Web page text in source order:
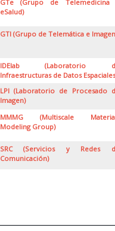
GTe (Grupo de Telemedicina
eSalud)
GTI (Grupo de Telemática e
IDElab (Laboratorio
Infraestructuras de Datos
LPI (Laboratorio de Procesado
Imagen)
MMMG (Multiscale
Modeling Group)
SRC (Servicios y Redes
Comunicación)